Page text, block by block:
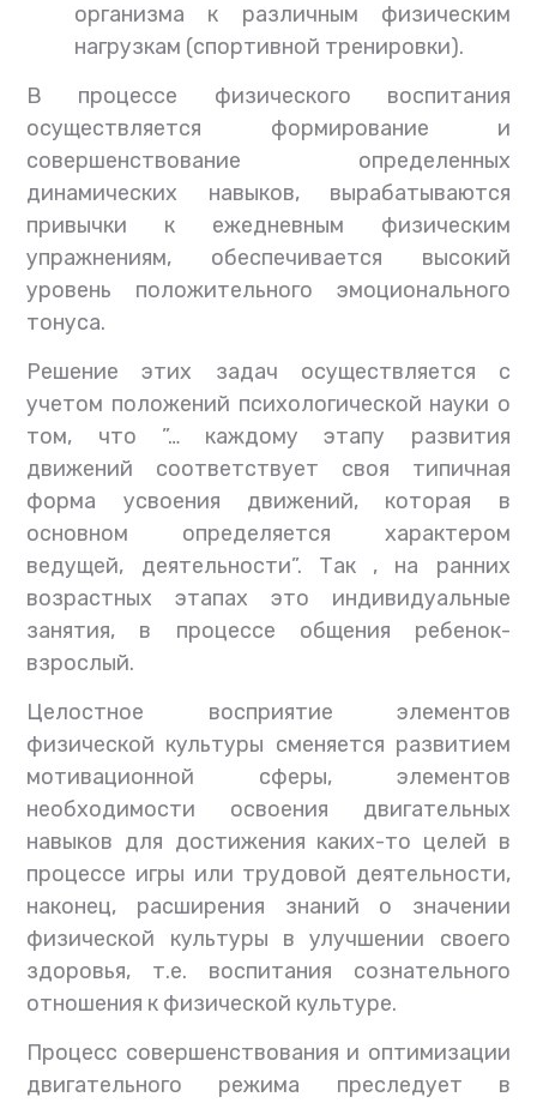
организма к различным физическим
нагрузкам (спортивной тренировки).
В процессе физического воспитания
осуществляется формирование и
совершенствование определенных
динамических навыков, вырабатываются
привычки к ежедневным физическим
упражнениям, обеспечивается высокий
уровень положительного эмоционального
тонуса.
Решение этих задач осуществляется с
учетом положений психологической науки о
том, что ”… каждому этапу развития
движений соответствует своя типичная
форма усвоения движений, которая в
основном определяется характером
ведущей, деятельности”. Так , на ранних
возрастных этапах это индивидуальные
занятия, в процессе общения ребенок-
взрослый.
Целостное восприятие элементов
физической культуры сменяется развитием
мотивационной сферы, элементов
необходимости освоения двигательных
навыков для достижения каких-то целей в
процессе игры или трудовой деятельности,
наконец, расширения знаний о значении
физической культуры в улучшении своего
здоровья, т.е. воспитания сознательного
отношения к физической культуре.
Процесс совершенствования и оптимизации
двигательного режима преследует в